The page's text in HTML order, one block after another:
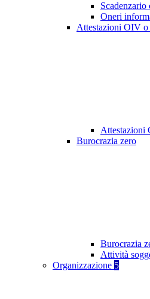
Oneri
Attestazioni OIV o
Attestazioni
Burocrazia zero
Burocrazia
Attività
Organizzazione 5